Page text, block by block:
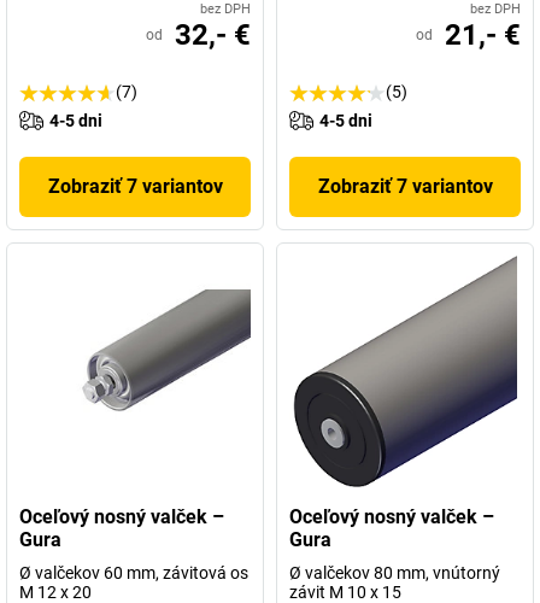
bez DPH
od 32,- €
(7)
4-5 dni
Zobraziť 7 variantov
bez DPH
od 21,- €
(5)
4-5 dni
Zobraziť 7 variantov
Oceľový nosný valček –
Gura
Ø valčekov 60 mm, závitová os
M 12 x 20
Oceľový nosný valček –
Gura
Ø valčekov 80 mm, vnútorný
závit M 10 x 15